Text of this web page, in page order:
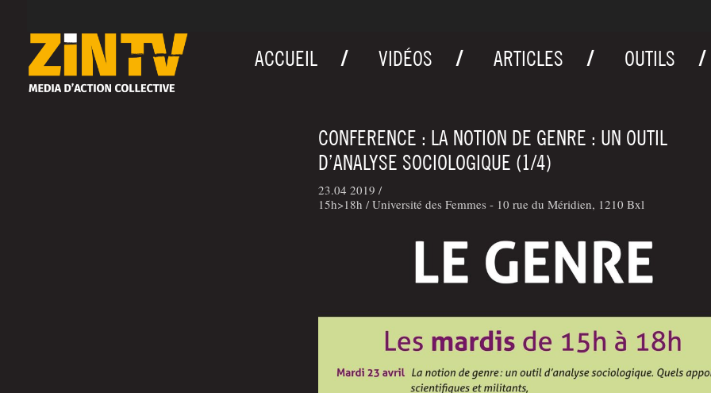
ACCUEIL VIDÉOS ARTICLES OUTILS
CONFERENCE : LA NOTION DE GENRE : UN OUTIL
D’ANALYSE SOCIOLOGIQUE (1/4)
23.04 2019 /
15h>18h / Université des Femmes - 10 rue du Méridien, 1210 Bxl